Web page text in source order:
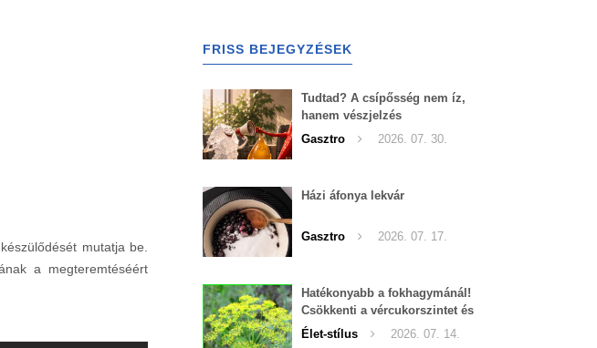
mutatja be.
a megteremtéséért
FRISS BEJEGYZÉSEK
Tudtad? A csípősség nem íz,
hanem vészjelzés
Gasztro
2026. 07. 30.
Házi áfonya lekvár
Gasztro 2026. 07. 17.
Hatékonyabb a fokhagymánál!
Csökkenti a vércukorszintet és
a magas vérnyomást is!
Élet-stílus 2026. 07. 14.